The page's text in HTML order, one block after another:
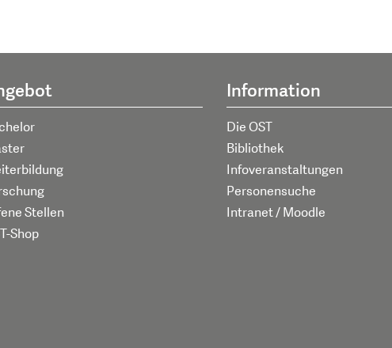
Stellen
Shop
Information
Die OST
Bibliothek
Infoveranstaltungen
Personensuche
Intranet / Moodle